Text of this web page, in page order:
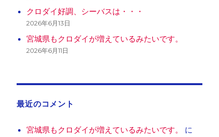
クロダイ好調、シーバスは・・・
2026年6月13日
宮城県もクロダイが増えているみたいです。
2026年6月11日
最近のコメント
宮城県もクロダイが増えているみたいです。 に